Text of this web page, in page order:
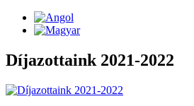
Díjazottaink 2021-2022